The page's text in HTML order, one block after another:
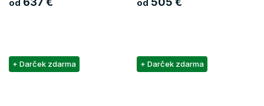
od od
+ Darček zdarma + Darček zdarma